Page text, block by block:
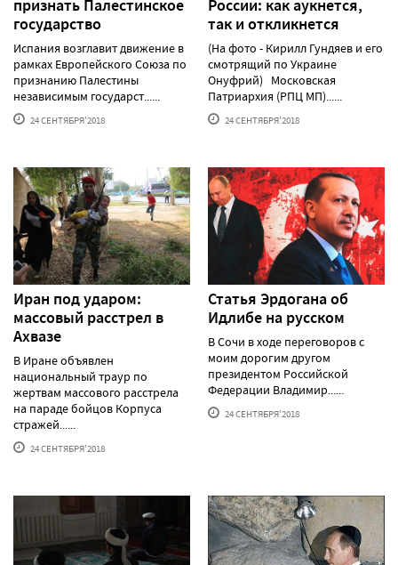
признать Палестинское
государство
Испания возглавит движение в
рамках Европейского Союза по
признанию Палестины
независимым государст......
24 СЕНТЯБРЯ'2018
России: как аукнется,
так и откликнется
(На фото - Кирилл Гундяев и его
смотрящий по Украине
Онуфрий) Московская
Патриархия (РПЦ МП)......
24 СЕНТЯБРЯ'2018
Иран под ударом:
массовый расстрел в
Ахвазе
В Иране объявлен
национальный траур по
жертвам массового расстрела
на параде бойцов Корпуса
стражей......
24 СЕНТЯБРЯ'2018
Статья Эрдогана об
Идлибе на русском
В Сочи в ходе переговоров с
моим дорогим другом
президентом Российской
Федерации Владимир......
24 СЕНТЯБРЯ'2018